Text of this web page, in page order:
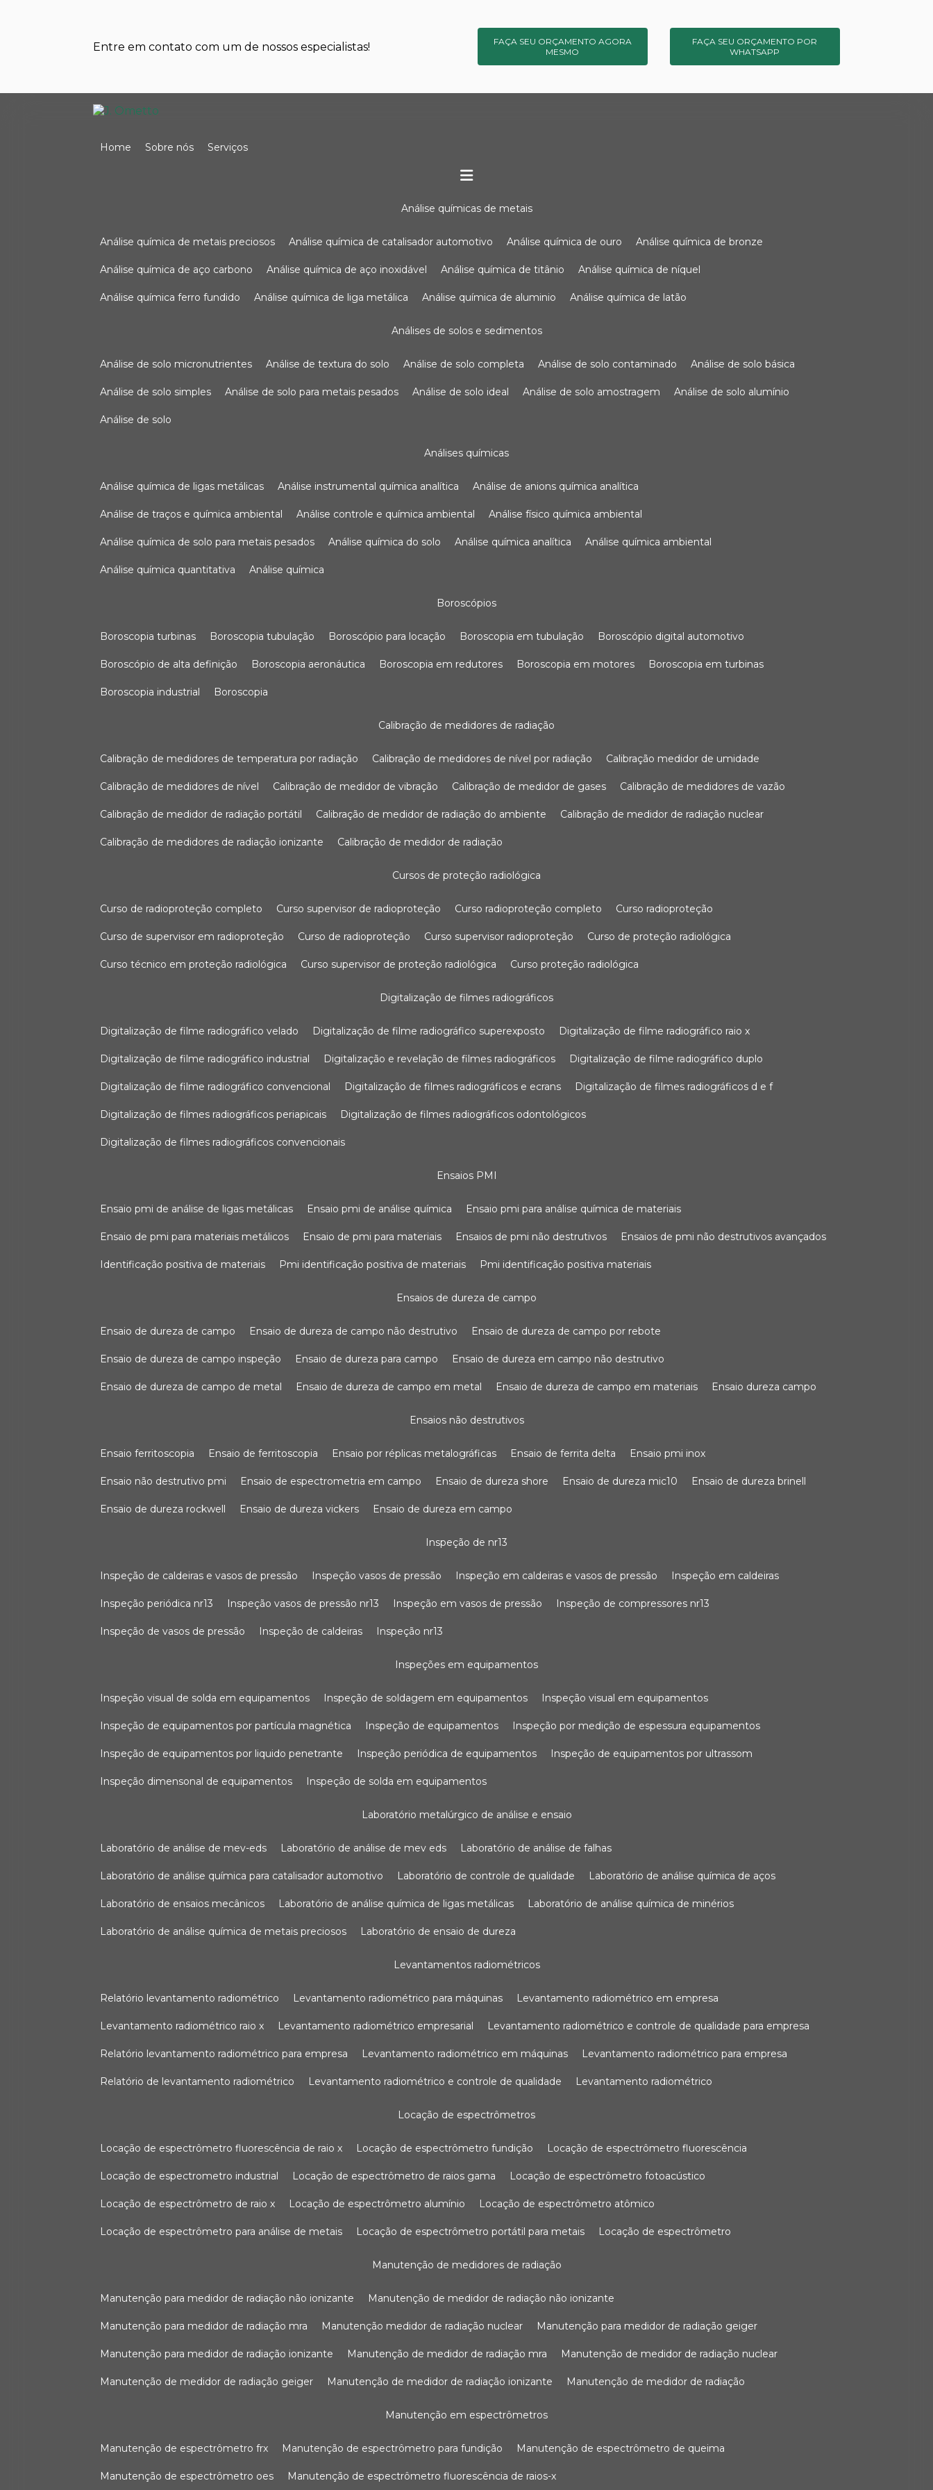
Entre em contato com um de nossos especialistas!
FAÇA SEU ORÇAMENTO AGORA
MESMO
FAÇA SEU ORÇAMENTO POR
WHATSAPP
Home Sobre nós Serviços
análise químicas de metais
análise química de metais preciosos análise química de catalisador automotivo análise química de ouro análise química de bronze
análise química de aço carbono análise química de aço inoxidável análise química de titânio análise química de níquel
análise química ferro fundido análise química de liga metálica análise química de aluminio análise química de latão
análises de solos e sedimentos
análise de solo micronutrientes análise de textura do solo análise de solo completa análise de solo contaminado análise de solo básica
análise de solo simples análise de solo para metais pesados análise de solo ideal análise de solo amostragem análise de solo alumínio
análise de solo
análises químicas
análise química de ligas metálicas análise instrumental química analítica análise de anions química analítica
análise de traços e química ambiental análise controle e química ambiental análise físico química ambiental
análise química de solo para metais pesados análise química do solo análise química analítica análise química ambiental
análise química quantitativa análise química
boroscópios
boroscopia turbinas boroscopia tubulação boroscópio para locação boroscopia em tubulação boroscópio digital automotivo
boroscópio de alta definição boroscopia aeronáutica boroscopia em redutores boroscopia em motores boroscopia em turbinas
boroscopia industrial boroscopia
calibração de medidores de radiação
calibração de medidores de temperatura por radiação calibração de medidores de nível por radiação calibração medidor de umidade
calibração de medidores de nível calibração de medidor de vibração calibração de medidor de gases calibração de medidores de vazão
calibração de medidor de radiação portátil calibração de medidor de radiação do ambiente calibração de medidor de radiação nuclear
calibração de medidores de radiação ionizante calibração de medidor de radiação
cursos de proteção radiológica
curso de radioproteção completo curso supervisor de radioproteção curso radioproteção completo curso radioproteção
curso de supervisor em radioproteção curso de radioproteção curso supervisor radioproteção curso de proteção radiológica
curso técnico em proteção radiológica curso supervisor de proteção radiológica curso proteção radiológica
digitalização de filmes radiográficos
digitalização de filme radiográfico velado digitalização de filme radiográfico superexposto digitalização de filme radiográfico raio x
digitalização de filme radiográfico industrial digitalização e revelação de filmes radiográficos digitalização de filme radiográfico duplo
digitalização de filme radiográfico convencional digitalização de filmes radiográficos e ecrans digitalização de filmes radiográficos d e f
digitalização de filmes radiográficos periapicais digitalização de filmes radiográficos odontológicos
digitalização de filmes radiográficos convencionais
ensaios PMI
ensaio pmi de análise de ligas metálicas ensaio pmi de análise química ensaio pmi para análise química de materiais
ensaio de pmi para materiais metálicos ensaio de pmi para materiais ensaios de pmi não destrutivos ensaios de pmi não destrutivos avançados
identificação positiva de materiais pmi identificação positiva de materiais pmi identificação positiva materiais
ensaios de dureza de campo
ensaio de dureza de campo ensaio de dureza de campo não destrutivo ensaio de dureza de campo por rebote
ensaio de dureza de campo inspeção ensaio de dureza para campo ensaio de dureza em campo não destrutivo
ensaio de dureza de campo de metal ensaio de dureza de campo em metal ensaio de dureza de campo em materiais ensaio dureza campo
ensaios não destrutivos
ensaio ferritoscopia ensaio de ferritoscopia ensaio por réplicas metalográficas ensaio de ferrita delta ensaio pmi inox
ensaio não destrutivo pmi ensaio de espectrometria em campo ensaio de dureza shore ensaio de dureza mic10 ensaio de dureza brinell
ensaio de dureza rockwell ensaio de dureza vickers ensaio de dureza em campo
inspeção de nr13
inspeção de caldeiras e vasos de pressão inspeção vasos de pressão inspeção em caldeiras e vasos de pressão inspeção em caldeiras
inspeção periódica nr13 inspeção vasos de pressão nr13 inspeção em vasos de pressão inspeção de compressores nr13
inspeção de vasos de pressão inspeção de caldeiras inspeção nr13
inspeções em equipamentos
inspeção visual de solda em equipamentos inspeção de soldagem em equipamentos inspeção visual em equipamentos
inspeção de equipamentos por partícula magnética inspeção de equipamentos inspeção por medição de espessura equipamentos
inspeção de equipamentos por liquido penetrante inspeção periódica de equipamentos inspeção de equipamentos por ultrassom
inspeção dimensonal de equipamentos inspeção de solda em equipamentos
laboratório metalúrgico de análise e ensaio
laboratório de análise de mev-eds laboratório de análise de mev eds laboratório de análise de falhas
laboratório de análise química para catalisador automotivo laboratório de controle de qualidade laboratório de análise química de aços
laboratório de ensaios mecânicos laboratório de análise química de ligas metálicas laboratório de análise química de minérios
laboratório de análise química de metais preciosos laboratório de ensaio de dureza
levantamentos radiométricos
relatório levantamento radiométrico levantamento radiométrico para máquinas levantamento radiométrico em empresa
levantamento radiométrico raio x levantamento radiométrico empresarial levantamento radiométrico e controle de qualidade para empresa
relatório levantamento radiométrico para empresa levantamento radiométrico em máquinas levantamento radiométrico para empresa
relatório de levantamento radiométrico levantamento radiométrico e controle de qualidade levantamento radiométrico
locação de espectrômetros
locação de espectrômetro fluorescência de raio x locação de espectrômetro fundição locação de espectrômetro fluorescência
locação de espectrometro industrial locação de espectrômetro de raios gama locação de espectrômetro fotoacústico
locação de espectrômetro de raio x locação de espectrômetro alumínio locação de espectrômetro atômico
locação de espectrômetro para análise de metais locação de espectrômetro portátil para metais locação de espectrômetro
manutenção de medidores de radiação
manutenção para medidor de radiação não ionizante manutenção de medidor de radiação não ionizante
manutenção para medidor de radiação mra manutenção medidor de radiação nuclear manutenção para medidor de radiação geiger
manutenção para medidor de radiação ionizante manutenção de medidor de radiação mra manutenção de medidor de radiação nuclear
manutenção de medidor de radiação geiger manutenção de medidor de radiação ionizante manutenção de medidor de radiação
manutenção em espectrômetros
manutenção de espectrômetro frx manutenção de espectrômetro para fundição manutenção de espectrômetro de queima
manutenção de espectrômetro oes manutenção de espectrômetro fluorescência de raios-x